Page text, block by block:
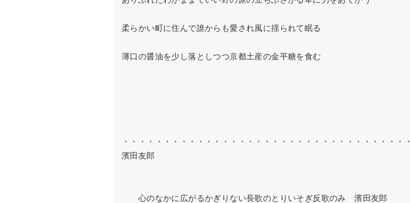
柔らかい町に住んで誰からも愛され風に揺られて眠る
薄口の醤油を少し落としつつ京都土産の金平糖を食む
・・・・・・・・・・・・・・・・・・・・・・・・・・・・・・・・・・・
濱田友郎
心のなかに広がるかぎりない長歌のとりいそぎ反歌のみ　濱田友郎